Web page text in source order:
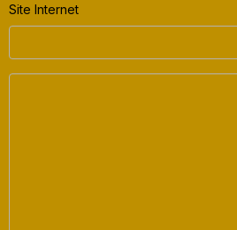
Site Internet